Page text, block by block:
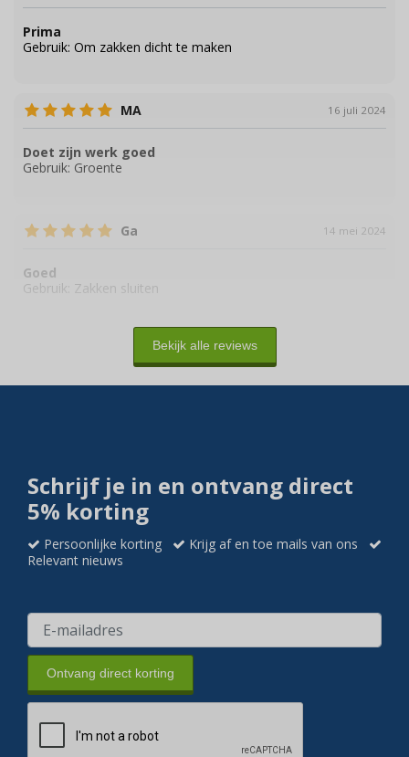
Prima
Gebruik: Om zakken dicht te maken
MA 16 juli 2024
Doet zijn werk goed
Gebruik: Groente
Ga 14 mei 2024
Goed
Gebruik: Zakken sluiten
Bekijk alle reviews
Schrijf je in en ontvang direct
5% korting
Persoonlijke korting
Krijg af en toe mails van ons
Relevant nieuws
Ontvang direct korting